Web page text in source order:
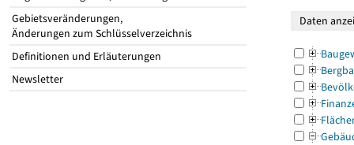
Gebietsveränderungen,
Änderungen zum Schlüsselverzeichnis
Definitionen und Erläuterungen
Newsletter